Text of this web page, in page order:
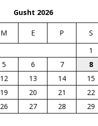
Gusht 2026
M E P S
1
5 6 7 8
12 13 14 15
19 20 21 22
26 27 28 29